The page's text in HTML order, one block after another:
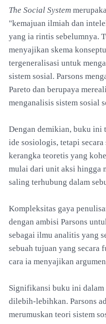
The Social System
"kemajuan ilmiah dan
yang ia rintis sebelumnya.
menyajikan skema
tergeneralisasi untuk
sistem sosial. Parsons
Pareto dan berupaya
menganalisis sistem sosial
Dengan demikian, buku ini
ide sosiologis, tetapi secara
kerangka teoretis yang
mulai dari unit aksi hingga
saling terhubung dalam
Kompleksitas gaya
dengan ambisi Parsons
sebagai ilmu analitis yang
sebuah tujuan yang secara
cara ia menyajikan
Signifikansi buku ini
dilebih-lebihkan. Parsons
merumuskan teori sistem